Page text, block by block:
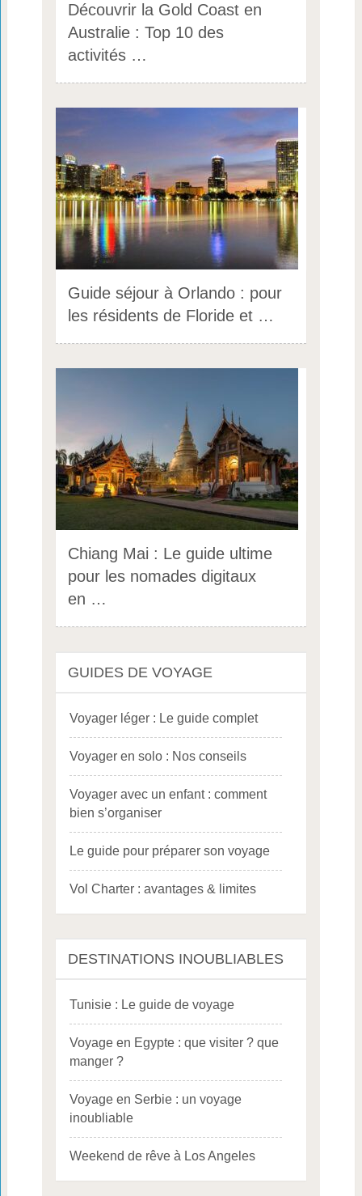
Découvrir la Gold Coast en
Australie : Top 10 des
activités …
Guide séjour à Orlando : pour
les résidents de Floride et …
Chiang Mai : Le guide ultime
pour les nomades digitaux
en …
GUIDES DE VOYAGE
Voyager léger : Le guide complet
Voyager en solo : Nos conseils
Voyager avec un enfant : comment
bien s’organiser
Le guide pour préparer son voyage
Vol Charter : avantages & limites
DESTINATIONS INOUBLIABLES
Tunisie : Le guide de voyage
Voyage en Egypte : que visiter ? que
manger ?
Voyage en Serbie : un voyage
inoubliable
Weekend de rêve à Los Angeles